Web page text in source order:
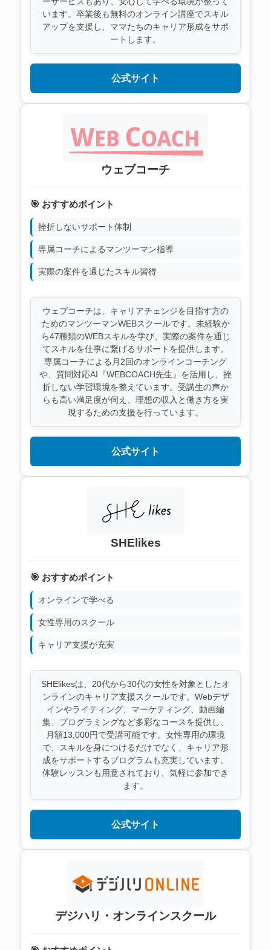
います。卒業後も無料のオンライン講座でスキル
アップを支援し、ママたちのキャリア形成をサポ
ートします。
公式サイト
ウェブコーチ
🎯 おすすめポイント
挫折しないサポート体制
専属コーチによるマンツーマン指導
実際の案件を通じたスキル習得
ウェブコーチは、キャリアチェンジを目指す方の
ためのマンツーマンWEBスクールです。未経験か
ら47種類のWEBスキルを学び、実際の案件を通じ
てスキルを仕事に繋げるサポートを提供します。
専属コーチによる月2回のオンラインコーチング
や、質問対応AI『WEBCOACH先生』を活用し、挫
折しない学習環境を整えています。受講生の声か
らも高い満足度が伺え、理想の収入と働き方を実
現するための支援を行っています。
公式サイト
SHElikes
🎯 おすすめポイント
オンラインで学べる
女性専用のスクール
キャリア支援が充実
SHElikesは、20代から30代の女性を対象としたオ
ンラインのキャリア支援スクールです。Webデザ
インやライティング、マーケティング、動画編
集、プログラミングなど多彩なコースを提供し、
月額13,000円で受講可能です。女性専用の環境
で、スキルを身につけるだけでなく、キャリア形
成をサポートするプログラムも充実しています。
体験レッスンも用意されており、気軽に参加でき
ます。
公式サイト
デジハリ・オンラインスクール